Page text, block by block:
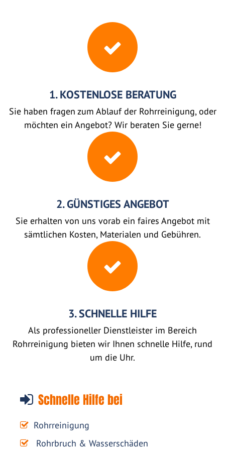
1. KOSTENLOSE BERATUNG
Sie haben fragen zum Ablauf der Rohrreinigung, oder
möchten ein Angebot? Wir beraten Sie gerne!
2. GÜNSTIGES ANGEBOT
Sie erhalten von uns vorab ein faires Angebot mit
sämtlichen Kosten, Materialen und Gebühren.
3. SCHNELLE HILFE
Als professioneller Dienstleister im Bereich
Rohrreinigung bieten wir Ihnen schnelle Hilfe, rund
um die Uhr.
Schnelle Hilfe bei
Rohrreinigung
Rohrbruch & Wasserschäden